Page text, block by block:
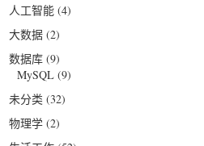
人工智能 (4)
大数据 (2)
数据库 (9)
MySQL (9)
未分类 (32)
物理学 (2)